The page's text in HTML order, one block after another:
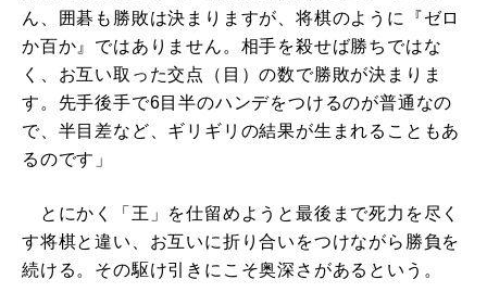
ん、囲碁も勝敗は決まりますが、将棋のように『ゼロ
か百か』ではありません。相手を殺せば勝ちではな
く、お互い取った交点（目）の数で勝敗が決まりま
す。先手後手で6目半のハンデをつけるのが普通なの
で、半目差など、ギリギリの結果が生まれることもあ
るのです」
とにかく「王」を仕留めようと最後まで死力を尽く
す将棋と違い、お互いに折り合いをつけながら勝負を
続ける。その駆け引きにこそ奥深さがあるという。